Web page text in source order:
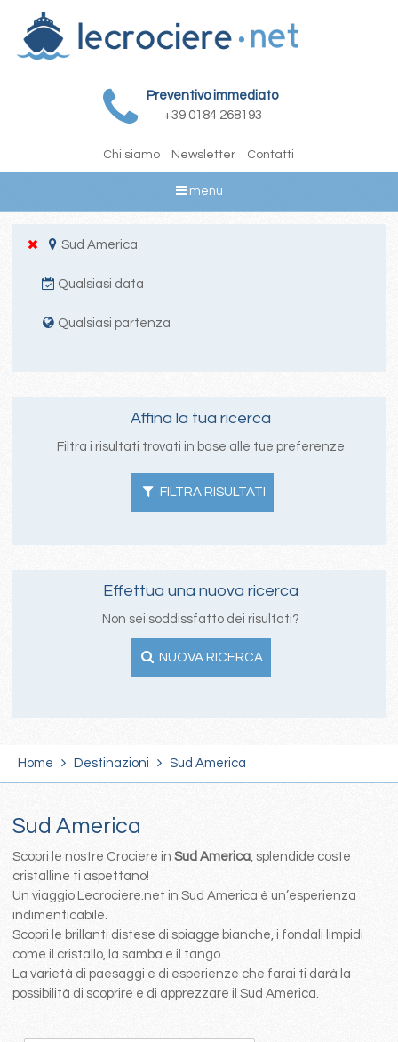
Preventivo immediato
+39 0184 268193
Chi siamo Newsletter Contatti
menu
Sud America
Qualsiasi data
Qualsiasi partenza
Affina la tua ricerca
Filtra i risultati trovati in base alle tue preferenze
FILTRA RISULTATI
Effettua una nuova ricerca
Non sei soddissfatto dei risultati?
NUOVA RICERCA
Home Destinazioni Sud America
Sud America
Scopri le nostre Crociere in Sud America, splendide coste
cristalline ti aspettano!
Un viaggio Lecrociere.net in Sud America è un’esperienza
indimenticabile.
Scopri le brillanti distese di spiagge bianche, i fondali limpidi
come il cristallo, la samba e il tango.
La varietà di paesaggi e di esperienze che farai ti darà la
possibilità di scoprire e di apprezzare il Sud America.